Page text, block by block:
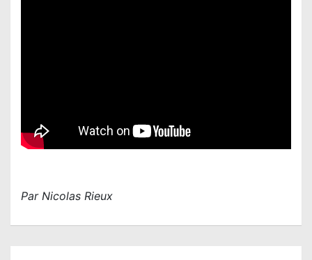
Par Nicolas Rieux